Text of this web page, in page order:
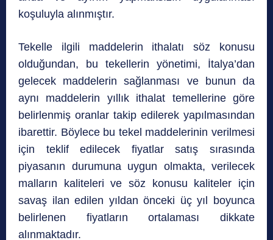
koşuluyla alınmıştır.
Tekelle ilgili maddelerin ithalatı söz konusu
olduğundan, bu tekellerin yönetimi, İtalya’dan
gelecek maddelerin sağlanması ve bunun da
aynı maddelerin yıllık ithalat temellerine göre
belirlenmiş oranlar takip edilerek yapılmasından
ibarettir. Böylece bu tekel maddelerinin verilmesi
için teklif edilecek fiyatlar satış sırasında
piyasanın durumuna uygun olmakta, verilecek
malların kaliteleri ve söz konusu kaliteler için
savaş ilan edilen yıldan önceki üç yıl boyunca
belirlenen fiyatların ortalaması dikkate
alınmaktadır.